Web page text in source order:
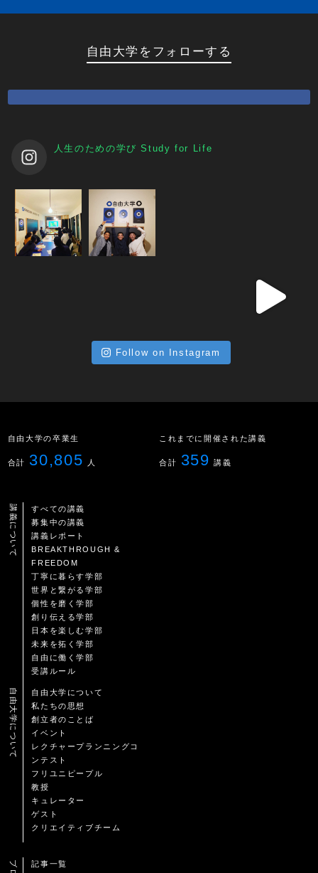
自由大学をフォローする
人生のための学び Study for Life
Follow on Instagram
自由大学の卒業生
合計 30,805 人
これまでに開催された講義
合計 359 講義
講義について
すべての講義
募集中の講義
講義レポート
BREAKTHROUGH &
FREEDOM
丁寧に暮らす学部
世界と繋がる学部
個性を磨く学部
創り伝える学部
日本を楽しむ学部
未来を拓く学部
自由に働く学部
受講ルール
自由大学について
自由大学について
私たちの思想
創立者のことば
イベント
レクチャープランニングコ
ンテスト
フリユニピープル
教授
キュレーター
ゲスト
クリエイティブチーム
記事一覧